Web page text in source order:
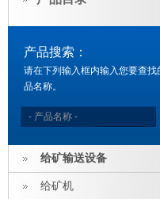
产品搜索：
请在下列输入框内输入您要查找
品名称。
给矿输送设备
给矿机